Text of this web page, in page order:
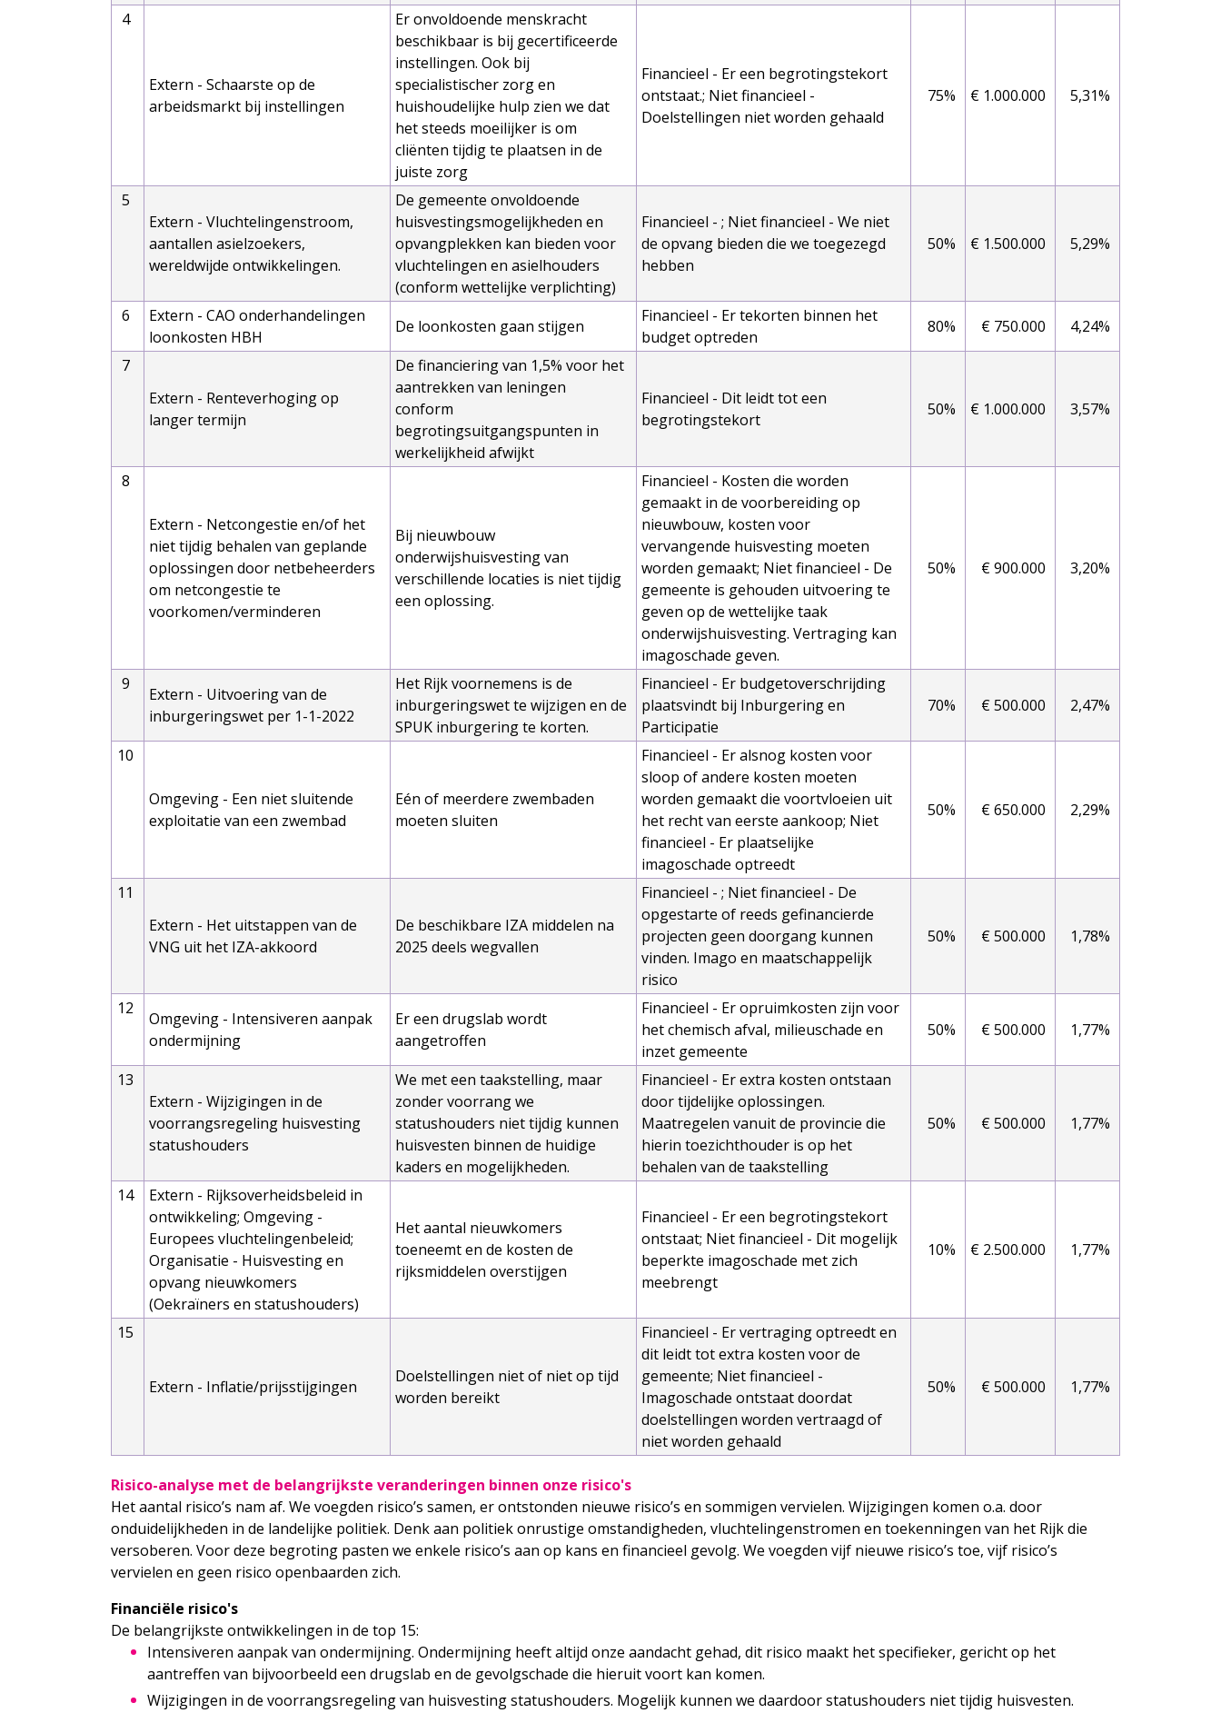
4
Extern - Schaarste op de
arbeidsmarkt bij instellingen
Er onvoldoende menskracht
beschikbaar is bij gecertificeerde
instellingen. Ook bij
specialistischer zorg en
huishoudelijke hulp zien we dat
het steeds moeilijker is om
cliënten tijdig te plaatsen in de
juiste zorg
Financieel - Er een begrotingstekort
ontstaat.; Niet financieel -
Doelstellingen niet worden gehaald
75% € 1.000.000 5,31%
5
Extern - Vluchtelingenstroom,
aantallen asielzoekers,
wereldwijde ontwikkelingen.
De gemeente onvoldoende
huisvestingsmogelijkheden en
opvangplekken kan bieden voor
vluchtelingen en asielhouders
(conform wettelijke verplichting)
Financieel - ; Niet financieel - We niet
de opvang bieden die we toegezegd
hebben
50% € 1.500.000 5,29%
6
Extern - CAO onderhandelingen
loonkosten HBH
De loonkosten gaan stijgen
Financieel - Er tekorten binnen het
budget optreden
80% € 750.000
4,24%
7
Extern - Renteverhoging op
langer termijn
De financiering van 1,5% voor het
aantrekken van leningen
conform
begrotingsuitgangspunten in
werkelijkheid afwijkt
Financieel - Dit leidt tot een
begrotingstekort
50% € 1.000.000 3,57%
8
Extern - Netcongestie en/of het
niet tijdig behalen van geplande
oplossingen door netbeheerders
om netcongestie te
voorkomen/verminderen
Bij nieuwbouw
onderwijshuisvesting van
verschillende locaties is niet tijdig
een oplossing.
Financieel - Kosten die worden
gemaakt in de voorbereiding op
nieuwbouw, kosten voor
vervangende huisvesting moeten
worden gemaakt; Niet financieel - De
gemeente is gehouden uitvoering te
geven op de wettelijke taak
onderwijshuisvesting. Vertraging kan
imagoschade geven.
50% € 900.000 3,20%
9
Extern - Uitvoering van de
inburgeringswet per 1-1-2022
Het Rijk voornemens is de
inburgeringswet te wijzigen en de
SPUK inburgering te korten.
Financieel - Er budgetoverschrijding
plaatsvindt bij Inburgering en
Participatie
70% € 500.000 2,47%
10
Omgeving - Een niet sluitende
exploitatie van een zwembad
Eén of meerdere zwembaden
moeten sluiten
Financieel - Er alsnog kosten voor
sloop of andere kosten moeten
worden gemaakt die voortvloeien uit
het recht van eerste aankoop; Niet
financieel - Er plaatselijke
imagoschade optreedt
50% € 650.000 2,29%
11
Extern - Het uitstappen van de
VNG uit het IZA-akkoord
De beschikbare IZA middelen na
2025 deels wegvallen
Financieel - ; Niet financieel - De
opgestarte of reeds gefinancierde
projecten geen doorgang kunnen
vinden. Imago en maatschappelijk
risico
50% € 500.000 1,78%
12
Omgeving - Intensiveren aanpak
ondermijning
Er een drugslab wordt
aangetroffen
Financieel - Er opruimkosten zijn voor
het chemisch afval, milieuschade en
inzet gemeente
50% € 500.000 1,77%
13
Extern - Wijzigingen in de
voorrangsregeling huisvesting
statushouders
We met een taakstelling, maar
zonder voorrang we
statushouders niet tijdig kunnen
huisvesten binnen de huidige
kaders en mogelijkheden.
Financieel - Er extra kosten ontstaan
door tijdelijke oplossingen.
Maatregelen vanuit de provincie die
hierin toezichthouder is op het
behalen van de taakstelling
50% € 500.000 1,77%
14
Extern - Rijksoverheidsbeleid in
ontwikkeling; Omgeving -
Europees vluchtelingenbeleid;
Organisatie - Huisvesting en
opvang nieuwkomers
(Oekraïners en statushouders)
Het aantal nieuwkomers
toeneemt en de kosten de
rijksmiddelen overstijgen
Financieel - Er een begrotingstekort
ontstaat; Niet financieel - Dit mogelijk
beperkte imagoschade met zich
meebrengt
10% € 2.500.000 1,77%
15
Extern - Inflatie/prijsstijgingen
Doelstellingen niet of niet op tijd
worden bereikt
Financieel - Er vertraging optreedt en
dit leidt tot extra kosten voor de
gemeente; Niet financieel -
Imagoschade ontstaat doordat
doelstellingen worden vertraagd of
niet worden gehaald
50% € 500.000 1,77%
Risico-analyse met de belangrĳkste veranderingen binnen onze risico's
Het aantal risico’s nam af. We voegden risico’s samen, er ontstonden nieuwe risico’s en sommigen vervielen. Wijzigingen komen o.a. door
onduidelijkheden in de landelijke politiek. Denk aan politiek onrustige omstandigheden, vluchtelingenstromen en toekenningen van het Rijk die
versoberen. Voor deze begroting pasten we enkele risico’s aan op kans en financieel gevolg. We voegden vijf nieuwe risico’s toe, vijf risico’s
vervielen en geen risico openbaarden zich.
Financiële risico's
De belangrijkste ontwikkelingen in de top 15:
Intensiveren aanpak van ondermijning. Ondermijning heeft altijd onze aandacht gehad, dit risico maakt het specifieker, gericht op het
aantreffen van bijvoorbeeld een drugslab en de gevolgschade die hieruit voort kan komen.
Wijzigingen in de voorrangsregeling van huisvesting statushouders. Mogelijk kunnen we daardoor statushouders niet tijdig huisvesten.